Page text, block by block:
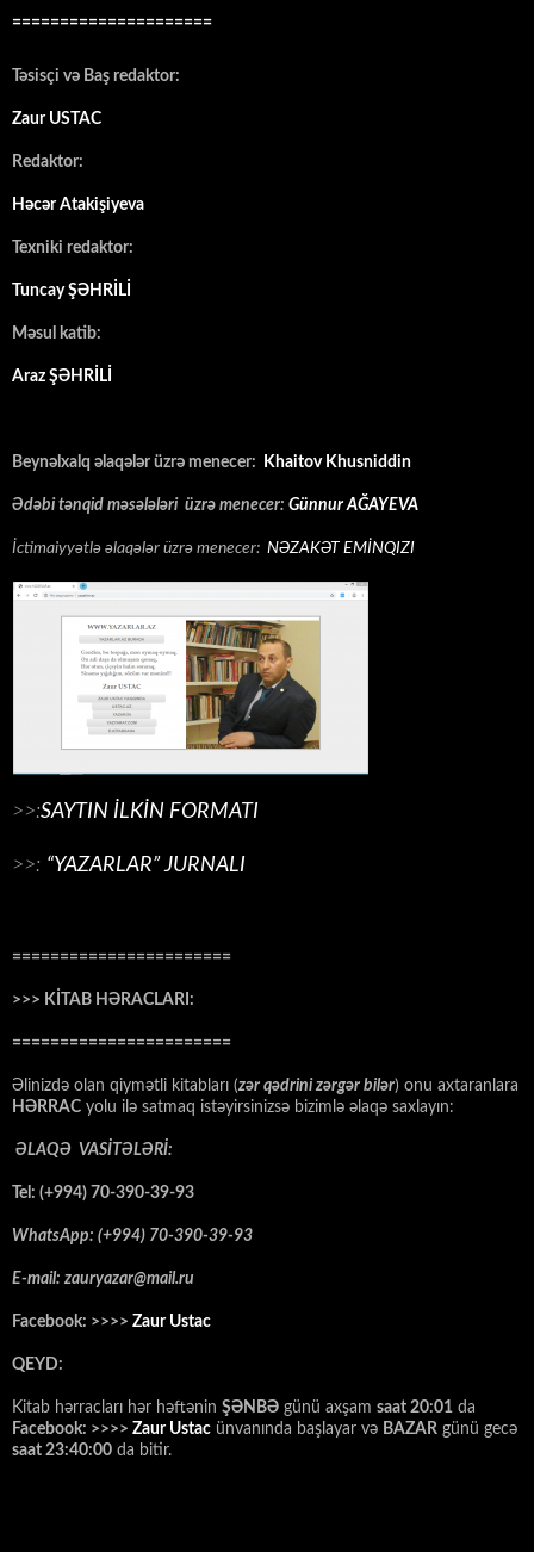
=====================
Təsisçi və Baş redaktor:
Zaur USTAC
Redaktor:
Həcər Atakişiyeva
Texniki redaktor:
Tuncay ŞƏHRİLİ
Məsul katib:
Araz ŞƏHRİLİ
Beynəlxalq əlaqələr üzrə menecer: Khaitov Khusniddin
Ədəbi tənqid məsələləri üzrə menecer: Günnur AĞAYEVA
İctimaiyyətlə əlaqələr üzrə menecer: NƏZAKƏT EMİNQIZI
>>:SAYTIN İLKİN FORMATI
>>: “YAZARLAR” JURNALI
=======================
>>> KİTAB HƏRACLARI:
=======================
Əlinizdə olan qiymətli kitabları (zər qədrini zərgər bilər) onu axtaranlara
HƏRRAC yolu ilə satmaq istəyirsinizsə bizimlə əlaqə saxlayın:
ƏLAQƏ VASİTƏLƏRİ:
Tel: (+994) 70-390-39-93
WhatsApp: (+994) 70-390-39-93
E-mail: zauryazar@mail.ru
Facebook: >>>> Zaur Ustac
QEYD:
Kitab hərracları hər həftənin ŞƏNBƏ günü axşam saat 20:01 da
Facebook: >>>> Zaur Ustac ünvanında başlayar və BAZAR günü gecə
saat 23:40:00 da bitir.